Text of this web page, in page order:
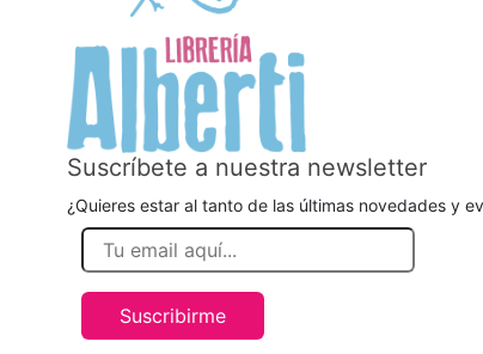
Suscríbete a nuestra newsletter
¿Quieres estar al tanto de las últimas novedades y
Suscribirme